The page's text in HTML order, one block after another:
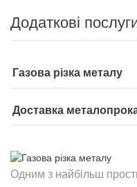
Додаткові
Газова різка металу
Доставка
Одним з найбільш